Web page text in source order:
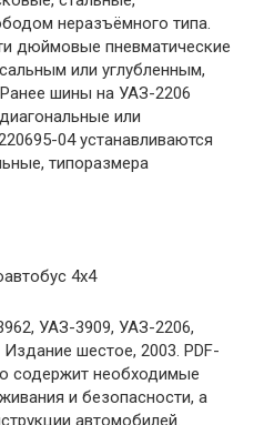
неразъёмного типа.
дюймовые пневматические
или углубленным,
шины на УАЗ-2206
или
04 устанавливаются
типоразмера
4х4
УАЗ-3909, УАЗ-2206,
шестое, 2003. PDF-
содержит необходимые
и безопасности, а
автомобилей.